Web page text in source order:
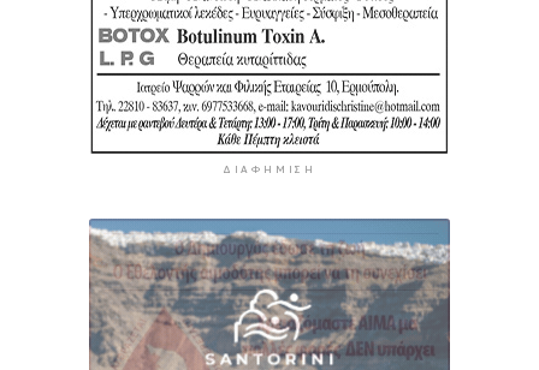
ΔΙΑΦΉΜΙΣΗ